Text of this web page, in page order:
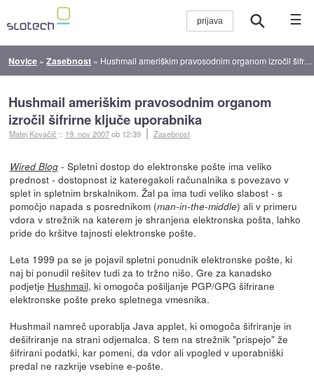
☰
Novice »Zasebnost » Hushmail ameriškim pravosodnim organom izročil šifrirne ključe uporabnika
Hushmail ameriškim pravosodnim organom
izročil šifrirne ključe uporabnika
Matej Kovačič :: 19. nov 2007ob 12:39 Zasebnost
Wired Blog- Spletni dostop do elektronske pošte ima veliko
prednost - dostopnost iz kateregakoli računalnika s povezavo v
splet in spletnim brskalnikom. Žal pa ima tudi veliko slabost - s
pomočjo napada s posrednikom (man-in-the-middle) ali v primeru
vdora v strežnik na katerem je shranjena elektronska pošta, lahko
pride do kršitve tajnosti elektronske pošte.
Leta 1999 pa se je pojavil spletni ponudnik elektronske pošte, ki
naj bi ponudil rešitev tudi za to tržno nišo. Gre za kanadsko
podjetje Hushmail, ki omogoča pošiljanje PGP/GPG šifrirane
elektronske pošte preko spletnega vmesnika.
Hushmail namreč uporablja Java applet, ki omogoča šifriranje in
dešifriranje na strani odjemalca. S tem na strežnik "prispejo" že
šifrirani podatki, kar pomeni, da vdor ali vpogled v uporabniški
predal ne razkrije vsebine e-pošte.